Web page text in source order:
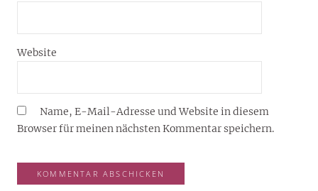
Website
Name, E-Mail-Adresse und Website in diesem
Browser für meinen nächsten Kommentar speichern.